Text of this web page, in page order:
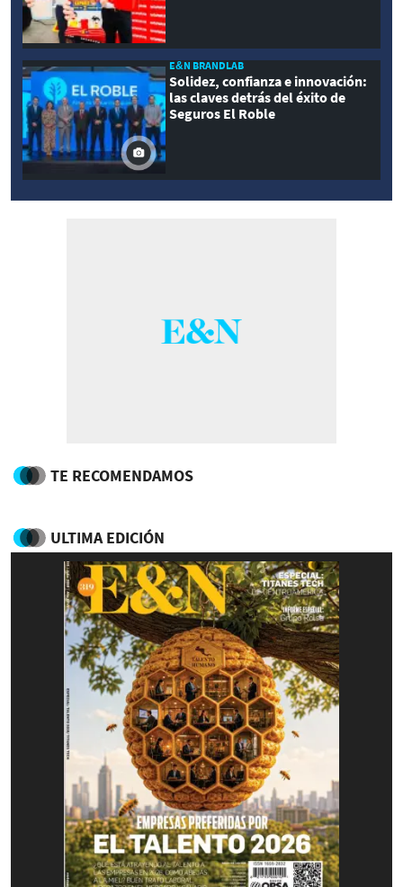
E&N BRANDLAB
Solidez, confianza e innovación:
las claves detrás del éxito de
Seguros El Roble
TE RECOMENDAMOS
ULTIMA EDICIÓN